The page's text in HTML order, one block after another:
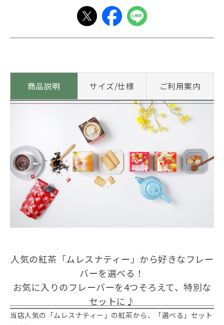
商品説明 サイズ/仕様 ご利用案内
人気の紅茶「ムレスナティー」から好きなフレー
バーを選べる！
お気に入りのフレーバーを4つそろえて、特別な
セットに♪
当店人気の「ムレスナティー」の紅茶から、「選べる」セット